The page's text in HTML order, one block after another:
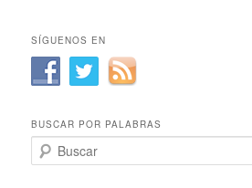
SÍGUENOS EN
BUSCAR POR PALABRAS
u